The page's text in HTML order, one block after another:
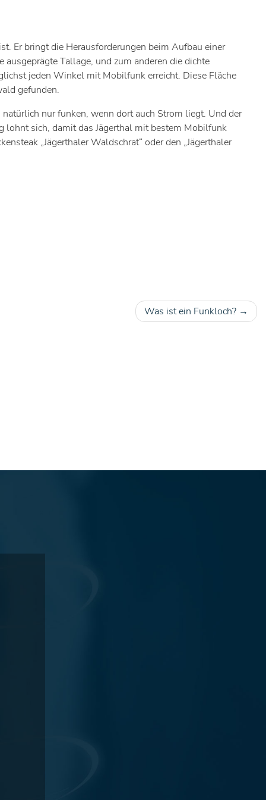
Er bringt die Herausforderungen beim Aufbau einer
Tallage, und zum anderen die dichte
jeden Winkel mit Mobilfunk erreicht. Diese Fläche
gefunden.
nur funken, wenn dort auch Strom liegt. Und der
lohnt sich, damit das Jägerthal mit bestem Mobilfunk
„Jägerthaler Waldschrat“ oder den „Jägerthaler
Was ist ein Funkloch?